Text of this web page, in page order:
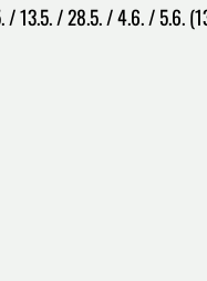
13.5. / 28.5. / 4.6. / 5.6.